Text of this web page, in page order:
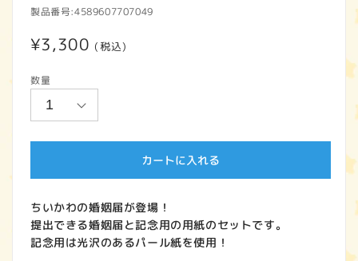
製品番号:4589607707049
通
価
格
¥3,300 (税込)
数量
カートに入れる
ちいかわの婚姻届が登場！
提出できる婚姻届と記念用の用紙のセットです。
記念用は光沢のあるパール紙を使用！